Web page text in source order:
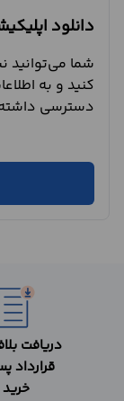
دانلود
شما می‌توانید
کنید و به
دسترسی
دریافت
قرارداد
خرید